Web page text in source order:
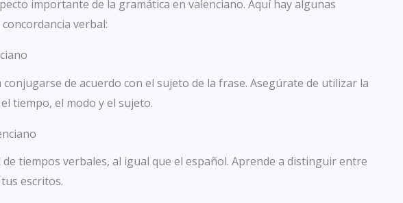
importante de la gramática en valenciano. Aquí hay algunas
verbal:
de acuerdo con el sujeto de la frase. Asegúrate de utilizar la
tiempo, el modo y el sujeto.
tiempos verbales, al igual que el español. Aprende a distinguir entre
escritos.